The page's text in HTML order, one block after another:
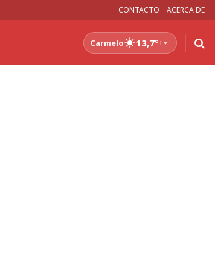
CONTACTO ACERCA DE
Carmelo 13,7°↑